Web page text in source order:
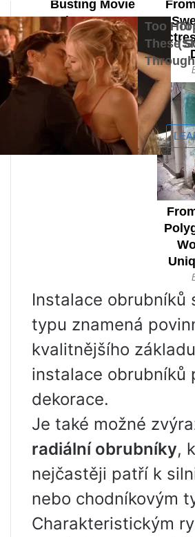
Instalace obrubníků
typu znamená
kvalitnějšího
instalace obrubníků
dekorace.
Je také možné
radiální obrubníky,
nejčastěji patří k
nebo chodníkovým
Charakteristickým